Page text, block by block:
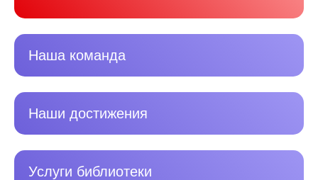
Наша команда
Наши достижения
Услуги библиотеки